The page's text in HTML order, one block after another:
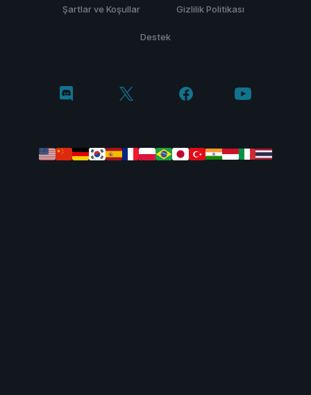
Şartlar ve Koşullar Gizlilik Politikası
Destek